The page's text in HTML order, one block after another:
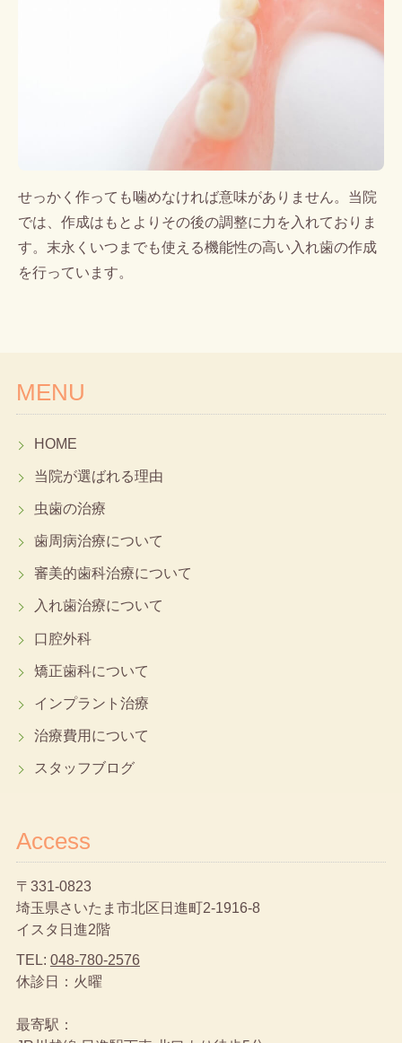
せっかく作っても噛めなければ意味がありません。当院
では、作成はもとよりその後の調整に力を入れておりま
す。末永くいつまでも使える機能性の高い入れ歯の作成
を行っています。
MENU
HOME
当院が選ばれる理由
虫歯の治療
歯周病治療について
審美的歯科治療について
入れ歯治療について
口腔外科
矯正歯科について
インプラント治療
治療費用について
スタッフブログ
Access
〒331-0823
埼玉県さいたま市北区日進町2-1916-8
イスタ日進2階
TEL: 048-780-2576
休診日：火曜
最寄駅：